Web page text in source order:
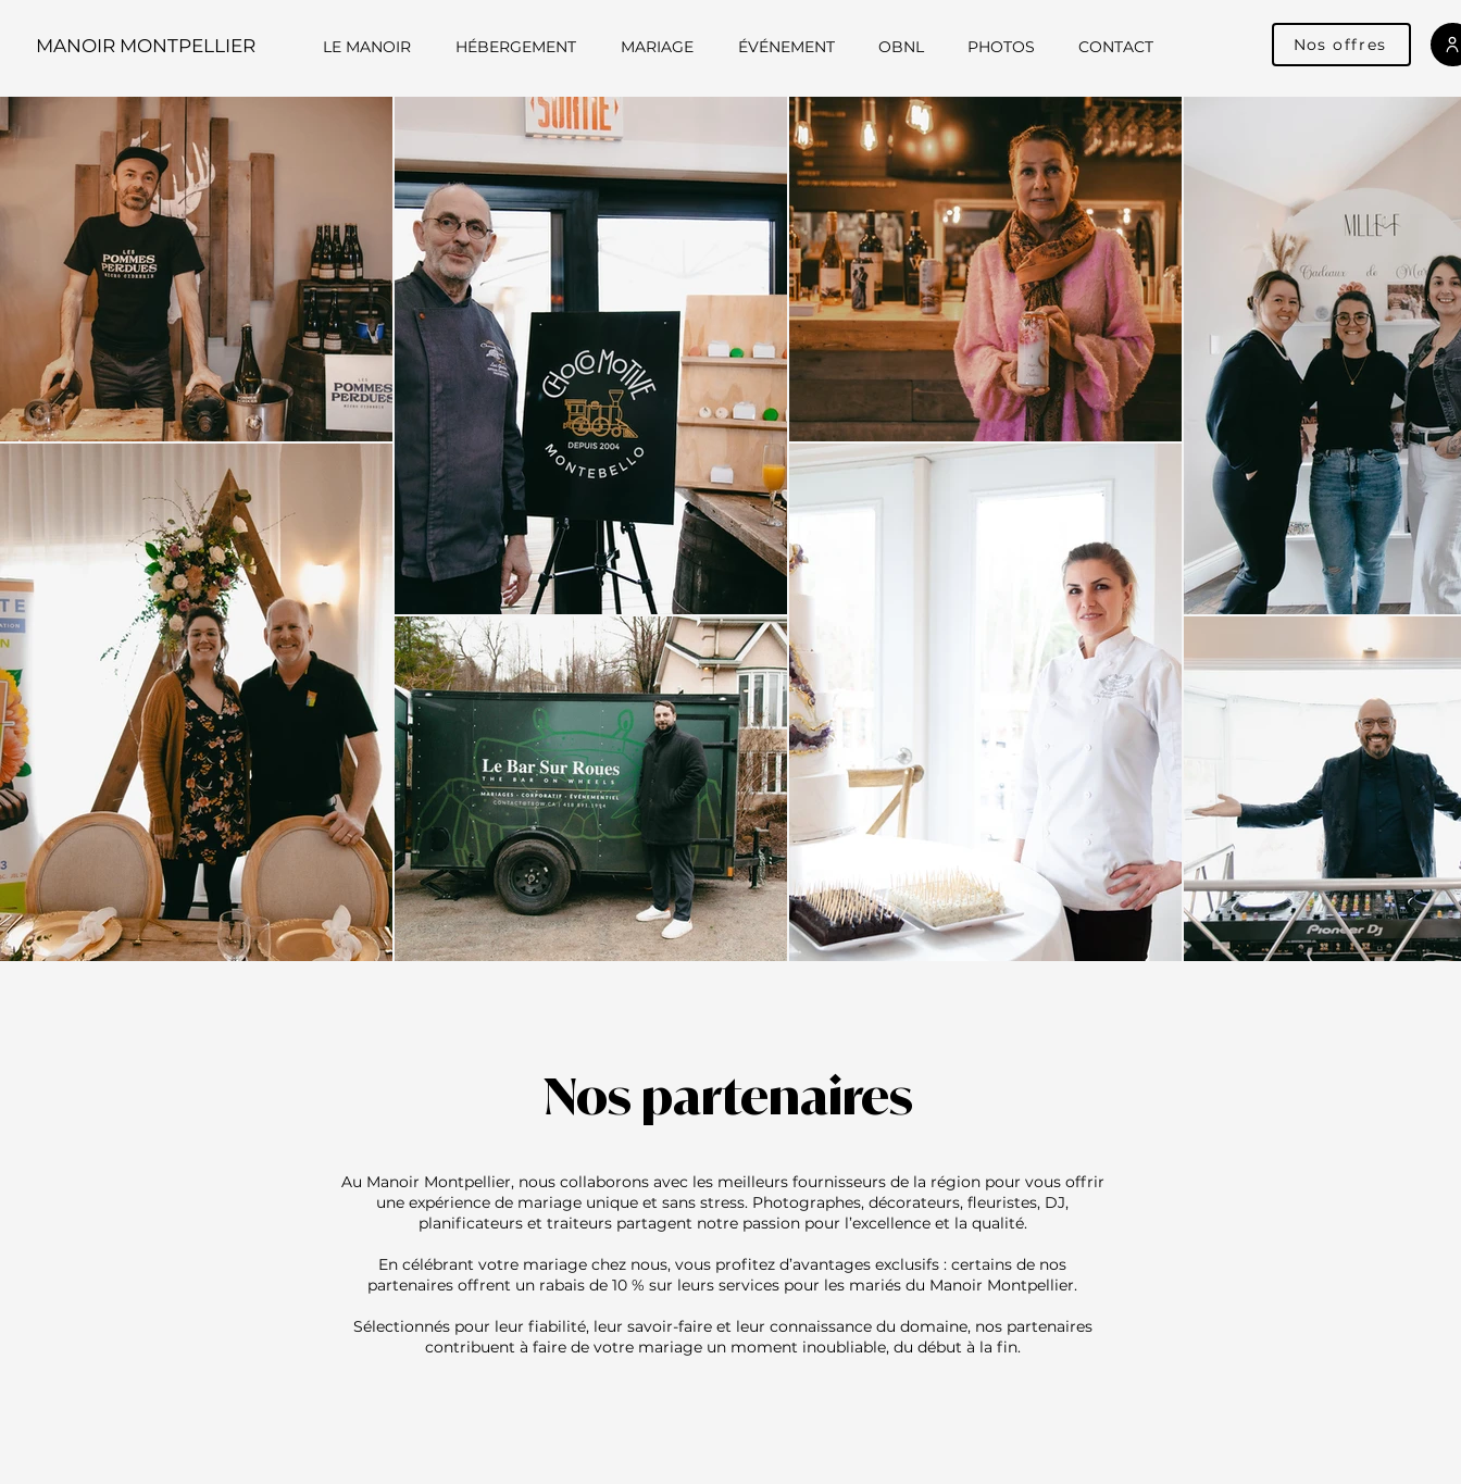
MANOIR MONTPELLIER LE MANOIR HÉBERGEMENT MARIAGE ÉVÉNEMENT OBNL PHOTOS CONTACT Nos offres
Nos partenaires
Au Manoir Montpellier, nous collaborons avec les meilleurs fournisseurs de la région pour vous offrir
une expérience de mariage unique et sans stress. Photographes, décorateurs, fleuristes, DJ,
planificateurs et traiteurs partagent notre passion pour l’excellence et la qualité.
En célébrant votre mariage chez nous, vous profitez d’avantages exclusifs : certains de nos
partenaires offrent un rabais de 10 % sur leurs services pour les mariés du Manoir Montpellier.
Sélectionnés pour leur fiabilité, leur savoir-faire et leur connaissance du domaine, nos partenaires
contribuent à faire de votre mariage un moment inoubliable, du début à la fin.